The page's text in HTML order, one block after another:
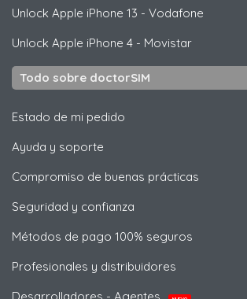
Unlock Apple iPhone 13 - Vodafone
Unlock Apple iPhone 4 - Movistar
Todo sobre doctorSIM
Estado de mi pedido
Ayuda y soporte
Compromiso de buenas prácticas
Seguridad y confianza
Métodos de pago 100% seguros
Profesionales y distribuidores
Desarrolladores - Agentes